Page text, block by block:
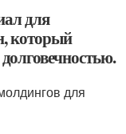
для
который
для